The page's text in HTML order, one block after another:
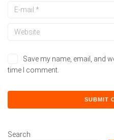
Save my name, email, and
time I comment.
Search